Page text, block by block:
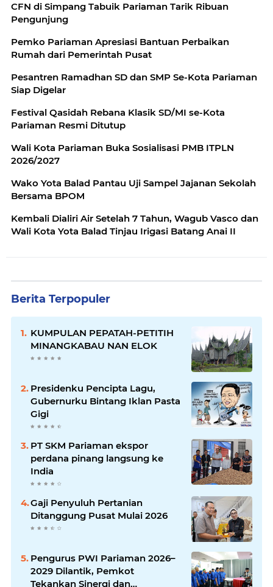
CFN di Simpang Tabuik Pariaman Tarik Ribuan
Pengunjung
Pemko Pariaman Apresiasi Bantuan Perbaikan
Rumah dari Pemerintah Pusat
Pesantren Ramadhan SD dan SMP Se-Kota Pariaman
Siap Digelar
Festival Qasidah Rebana Klasik SD/MI se-Kota
Pariaman Resmi Ditutup
Wali Kota Pariaman Buka Sosialisasi PMB ITPLN
2026/2027
Wako Yota Balad Pantau Uji Sampel Jajanan Sekolah
Bersama BPOM
Kembali Dialiri Air Setelah 7 Tahun, Wagub Vasco dan
Wali Kota Yota Balad Tinjau Irigasi Batang Anai II
Berita Terpopuler
KUMPULAN PEPATAH-PETITIH
MINANGKABAU NAN ELOK
Presidenku Pencipta Lagu,
Gubernurku Bintang Iklan Pasta
Gigi
PT SKM Pariaman ekspor
perdana pinang langsung ke
India
Gaji Penyuluh Pertanian
Ditanggung Pusat Mulai 2026
Pengurus PWI Pariaman 2026–
2029 Dilantik, Pemkot
Tekankan Sinergi dan